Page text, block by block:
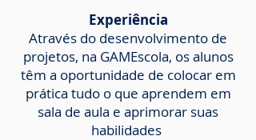
Experiência
Através do desenvolvimento de
projetos, na GAMEscola, os alunos
têm a oportunidade de colocar em
prática tudo o que aprendem em
sala de aula e aprimorar suas
habilidades